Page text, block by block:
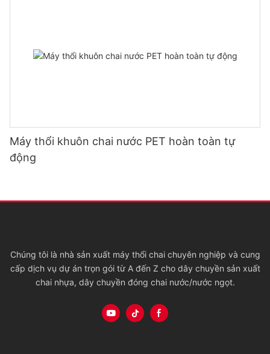
Máy thổi khuôn chai nước PET hoàn toàn tự
động
Chúng tôi là nhà sản xuất máy thổi chai chuyên nghiệp và cung
cấp dịch vụ dự án trọn gói từ A đến Z cho dây chuyền sản xuất
chai nhựa, dây chuyền đóng chai nước/nước ngọt.